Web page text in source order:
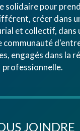
solidaire pour
créer dans
et collectif, dans
communauté
engagés dans la
professionnelle.
JOINDRE